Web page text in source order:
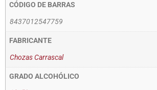
CÓDIGO DE BARRAS
8437012547759
FABRICANTE
Chozas Carrascal
GRADO ALCOHÓLICO